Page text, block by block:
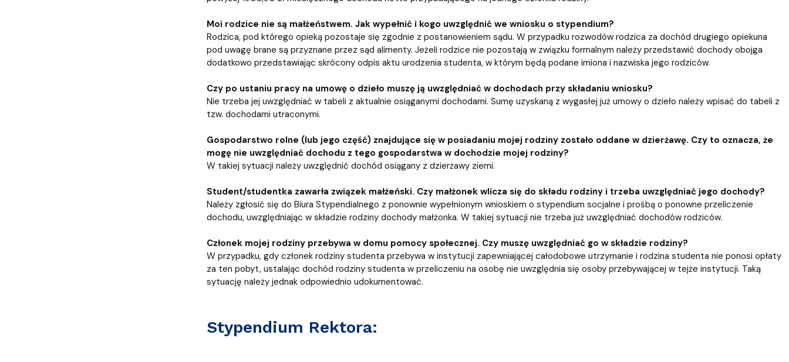
Moi rodzice nie są małżeństwem. Jak wypełnić i kogo uwzględnić we wniosku o stypendium?
Rodzica, pod którego opieką pozostaje się zgodnie z postanowieniem sądu. W przypadku rozwodów rodzica za dochód drugiego opiekuna
pod uwagę brane są przyznane przez sąd alimenty. Jeżeli rodzice nie pozostają w związku formalnym należy przedstawić dochody obojga
dodatkowo przedstawiając skrócony odpis aktu urodzenia studenta, w którym będą podane imiona i nazwiska jego rodziców.
Czy po ustaniu pracy na umowę o dzieło muszę ją uwzględniać w dochodach przy składaniu wniosku?
Nie trzeba jej uwzględniać w tabeli z aktualnie osiąganymi dochodami. Sumę uzyskaną z wygasłej już umowy o dzieło należy wpisać do tabeli z
tzw. dochodami utraconymi.
Gospodarstwo rolne (lub jego część) znajdujące się w posiadaniu mojej rodziny zostało oddane w dzierżawę. Czy to oznacza, że
mogę nie uwzględniać dochodu z tego gospodarstwa w dochodzie mojej rodziny?
W takiej sytuacji należy uwzględnić dochód osiągany z dzierżawy ziemi.
Student/studentka zawarła związek małżeński. Czy małżonek wlicza się do składu rodziny i trzeba uwzględniać jego dochody?
Należy zgłosić się do Biura Stypendialnego z ponownie wypełnionym wnioskiem o stypendium socjalne i prośbą o ponowne przeliczenie
dochodu, uwzględniając w składzie rodziny dochody małżonka. W takiej sytuacji nie trzeba już uwzględniać dochodów rodziców.
Członek mojej rodziny przebywa w domu pomocy społecznej. Czy muszę uwzględniać go w składzie rodziny?
W przypadku, gdy członek rodziny studenta przebywa w instytucji zapewniającej całodobowe utrzymanie i rodzina studenta nie ponosi opłaty
za ten pobyt, ustalając dochód rodziny studenta w przeliczeniu na osobę nie uwzględnia się osoby przebywającej w tejże instytucji. Taką
sytuację należy jednak odpowiednio udokumentować.
Stypendium Rektora: